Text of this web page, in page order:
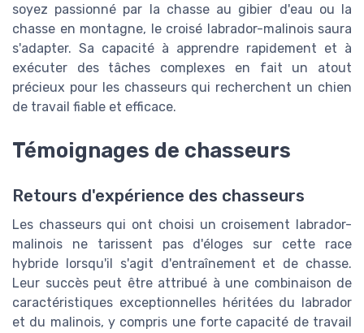
soyez passionné par la chasse au gibier d'eau ou la
chasse en montagne, le croisé labrador-malinois saura
s'adapter. Sa capacité à apprendre rapidement et à
exécuter des tâches complexes en fait un atout
précieux pour les chasseurs qui recherchent un chien
de travail fiable et efficace.
Témoignages de chasseurs
Retours d'expérience des chasseurs
Les chasseurs qui ont choisi un croisement labrador-
malinois ne tarissent pas d'éloges sur cette race
hybride lorsqu'il s'agit d'entraînement et de chasse.
Leur succès peut être attribué à une combinaison de
caractéristiques exceptionnelles héritées du labrador
et du malinois, y compris une forte capacité de travail